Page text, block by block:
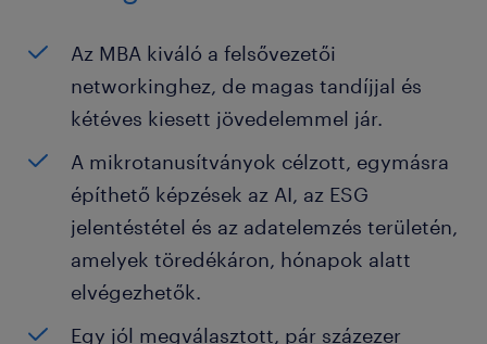
Az MBA kiváló a felsővezetői
networkinghez, de magas tandíjjal és
kétéves kiesett jövedelemmel jár.
A mikrotanusítványok célzott, egymásra
építhető képzések az AI, az ESG
jelentéstétel és az adatelemzés területén,
amelyek töredékáron, hónapok alatt
elvégezhetők.
Egy jól megválasztott, pár százezer